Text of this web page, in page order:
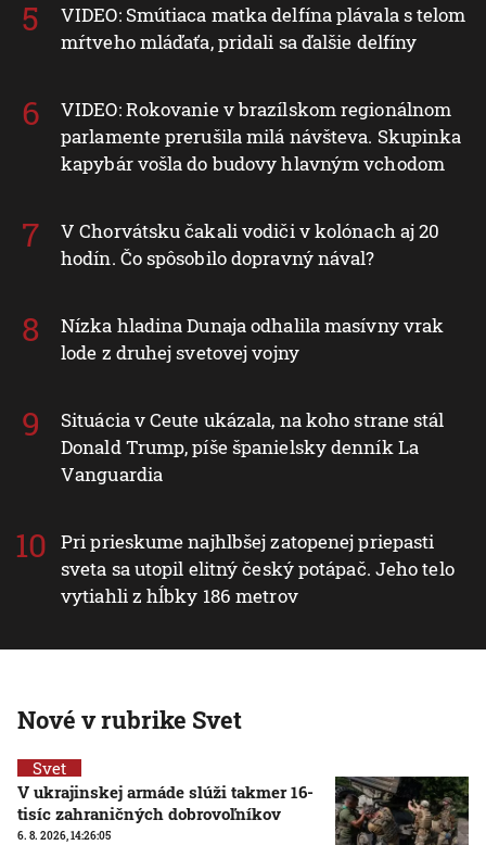
VIDEO: Smútiaca matka delfína plávala s telom
mŕtveho mláďaťa, pridali sa ďalšie delfíny
VIDEO: Rokovanie v brazílskom regionálnom
parlamente prerušila milá návšteva. Skupinka
kapybár vošla do budovy hlavným vchodom
V Chorvátsku čakali vodiči v kolónach aj 20
hodín. Čo spôsobilo dopravný nával?
Nízka hladina Dunaja odhalila masívny vrak
lode z druhej svetovej vojny
Situácia v Ceute ukázala, na koho strane stál
Donald Trump, píše španielsky denník La
Vanguardia
Pri prieskume najhlbšej zatopenej priepasti
sveta sa utopil elitný český potápač. Jeho telo
vytiahli z hĺbky 186 metrov
Nové v rubrike Svet
Svet
V ukrajinskej armáde slúži takmer 16-
tisíc zahraničných dobrovoľníkov
6. 8. 2026, 14:26:05